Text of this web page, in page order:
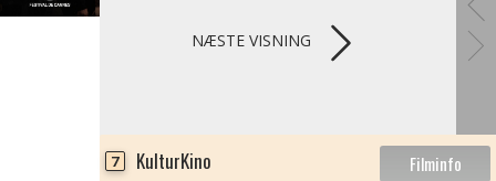
NÆSTE VISNING
7 KulturKino